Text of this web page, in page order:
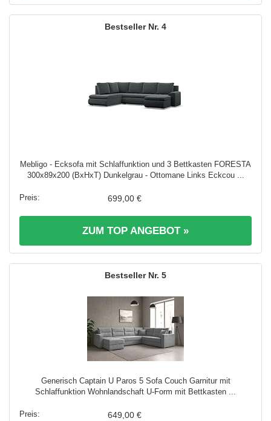
4
Mebligo - Ecksofa mit Schlaffunktion und 3 Bettkasten FORESTA
300x89x200 (BxHxT) Dunkelgrau - Ottomane Links Eckcou ...
699,00 €
ZUM TOP ANGEBOT »
5
Generisch Captain U Paros 5 Sofa Couch Garnitur mit
Schlaffunktion Wohnlandschaft U-Form mit Bettkasten ...
649,00 €